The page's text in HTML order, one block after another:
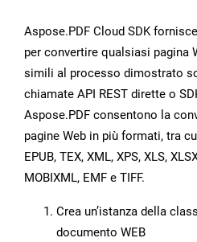
Aspose.PDF Cloud SDK
per convertire qualsiasi pagina
simili al processo dimostrato
chiamate API REST dirette o
Aspose.PDF consentono la
pagine Web in più formati, tra
EPUB, TEX, XML, XPS, XLS,
MOBIXML, EMF e TIFF.
Crea un’istanza della
documento WEB